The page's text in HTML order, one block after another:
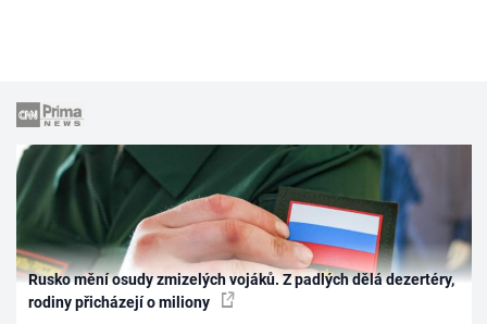
Rusko mění osudy zmizelých vojáků. Z padlých dělá dezertéry,
rodiny přicházejí o miliony